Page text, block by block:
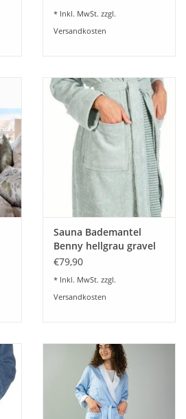
* Inkl. MwSt. zzgl.
Versandkosten
Sauna Bademantel
Benny hellgrau gravel
21
€79,90
* Inkl. MwSt. zzgl.
Versandkosten